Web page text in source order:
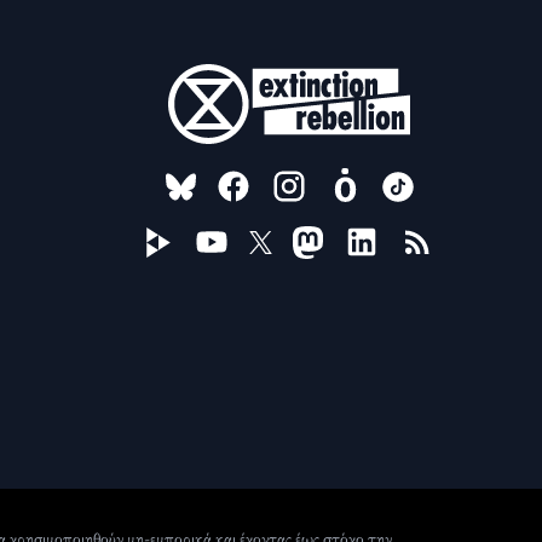
FOLLOW US ON